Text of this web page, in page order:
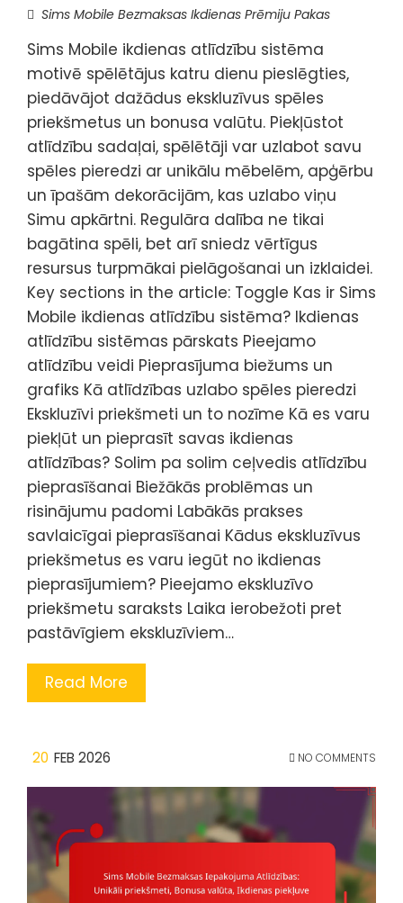
Sims Mobile Bezmaksas Ikdienas Prēmiju Pakas
Sims Mobile ikdienas atlīdzību sistēma
motivē spēlētājus katru dienu pieslēgties,
piedāvājot dažādus ekskluzīvus spēles
priekšmetus un bonusa valūtu. Piekļūstot
atlīdzību sadaļai, spēlētāji var uzlabot savu
spēles pieredzi ar unikālu mēbelēm, apģērbu
un īpašām dekorācijām, kas uzlabo viņu
Simu apkārtni. Regulāra dalība ne tikai
bagātina spēli, bet arī sniedz vērtīgus
resursus turpmākai pielāgošanai un izklaidei.
Key sections in the article: Toggle Kas ir Sims
Mobile ikdienas atlīdzību sistēma? Ikdienas
atlīdzību sistēmas pārskats Pieejamo
atlīdzību veidi Pieprasījuma biežums un
grafiks Kā atlīdzības uzlabo spēles pieredzi
Ekskluzīvi priekšmeti un to nozīme Kā es varu
piekļūt un pieprasīt savas ikdienas
atlīdzības? Solim pa solim ceļvedis atlīdzību
pieprasīšanai Biežākās problēmas un
risinājumu padomi Labākās prakses
savlaicīgai pieprasīšanai Kādus ekskluzīvus
priekšmetus es varu iegūt no ikdienas
pieprasījumiem? Pieejamo ekskluzīvo
priekšmetu saraksts Laika ierobežoti pret
pastāvīgiem ekskluzīviem…
Read More
20 FEB 2026 NO COMMENTS